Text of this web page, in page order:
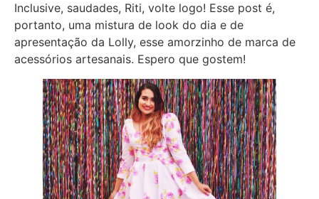
Inclusive, saudades, Riti, volte logo! Esse post é,
portanto, uma mistura de look do dia e de
apresentação da Lolly, esse amorzinho de marca de
acessórios artesanais. Espero que gostem!